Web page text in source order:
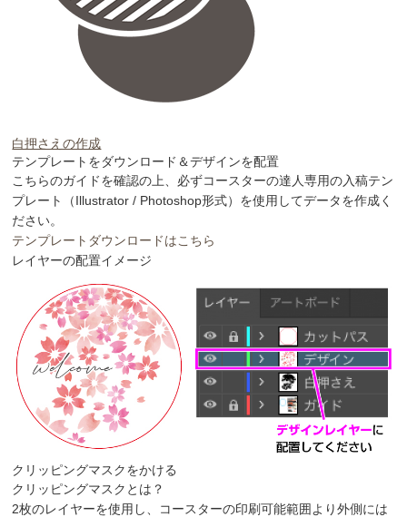
白押さえの作成
テンプレートをダウンロード＆デザインを配置
こちらのガイドを確認の上、必ずコースターの達人専用の入稿テン
プレート（Illustrator / Photoshop形式）を使用してデータを作成く
ださい。
テンプレートダウンロードはこちら
レイヤーの配置イメージ
クリッピングマスクをかける
クリッピングマスクとは？
2枚のレイヤーを使用し、コースターの印刷可能範囲より外側には